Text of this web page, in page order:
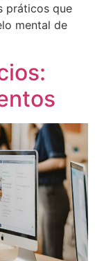
práticos que
mental de